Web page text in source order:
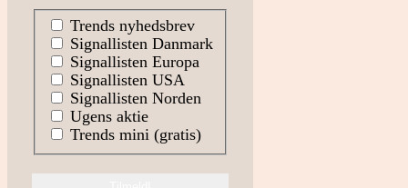
Trends nyhedsbrev
Signallisten Danmark
Signallisten Europa
Signallisten USA
Signallisten Norden
Ugens aktie
Trends mini (gratis)